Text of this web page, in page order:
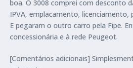
boa. O 3008 comprei com desconto
IPVA, emplacamento, licenciamento,
E pegaram o outro carro pela Fipe.
concessionária e à rede Peugeot.
[Comentários adicionais]